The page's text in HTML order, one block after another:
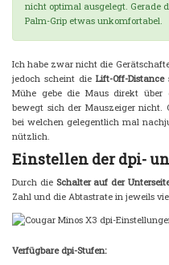
nicht optimal ausgelegt. Gerade
Palm-Grip etwas unkomfortabel.
Ich habe zwar nicht die
jedoch scheint dieLift-Off-Distance
Mühe gebe die Maus direkt über
bewegt sich der Mauszeiger nicht.
bei welchen gelegentlich mal
nützlich.
Einstellen der dpi-
Durch die Schalter auf der
Zahl und die Abtastrate in jeweils
Verfügbare dpi-Stufen: